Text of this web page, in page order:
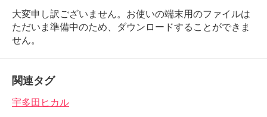
大変申し訳ございません。お使いの端末用のファイルは
ただいま準備中のため、ダウンロードすることができま
せん。
関連タグ
宇多田ヒカル